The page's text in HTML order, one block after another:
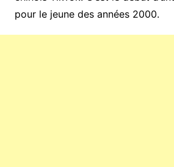
pour le jeune des années 2000.